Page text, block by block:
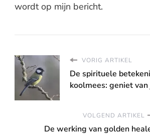
wordt op mijn bericht.
VORIG ARTIKEL
De spirituele
koolmees: geniet
VOLGEND ARTIKEL
De werking van golden